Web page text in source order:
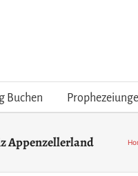
Buchen
Appenzellerland